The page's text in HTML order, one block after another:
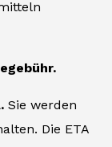
Sie werden
Die ETA